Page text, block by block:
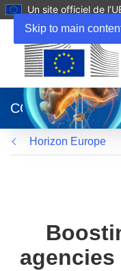
Skip to main
Un site officiel de
dans
une
nouvelle
fenêtre)
CORDIS
Horizon Europe